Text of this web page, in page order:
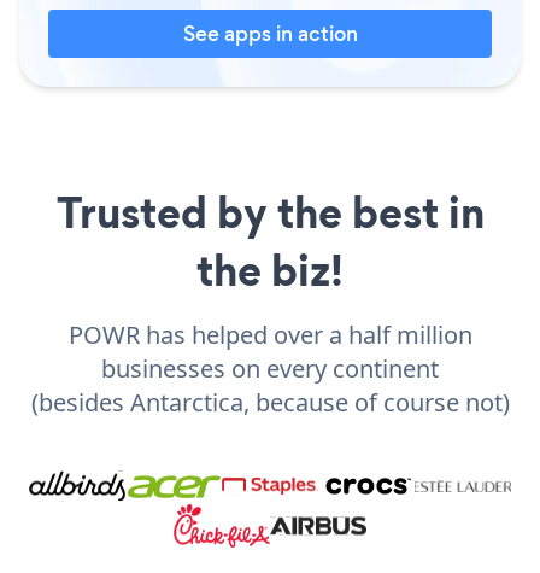
See apps in action
Trusted by the best in
the biz!
POWR has helped over a half million
businesses on every continent
(besides Antarctica, because of course not)